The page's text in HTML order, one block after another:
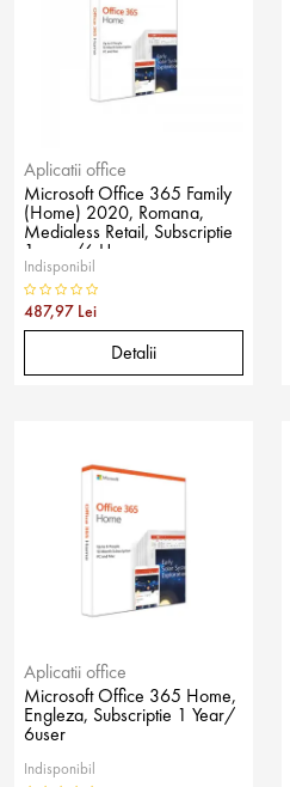
Aplicatii office
Microsoft Office 365 Family
(Home) 2020, Romana,
Medialess Retail, Subscriptie
1 year/6 User
Indisponibil
487,97 Lei
Detalii
Aplicatii office
Microsoft Office 365 Home,
Engleza, Subscriptie 1 Year/
6user
Indisponibil